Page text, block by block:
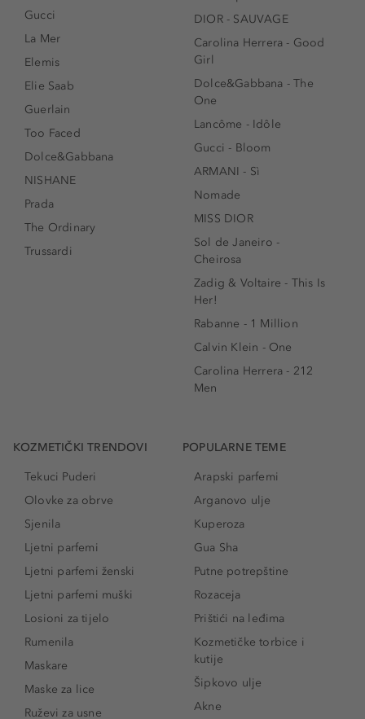
Gucci
La Mer
Elemis
Elie Saab
Guerlain
Too Faced
Dolce&Gabbana
NISHANE
Prada
The Ordinary
Trussardi
DIOR - SAUVAGE
Carolina Herrera - Good
Girl
Dolce&Gabbana - The
One
Lancôme - Idôle
Gucci - Bloom
ARMANI - Sì
Nomade
MISS DIOR
Sol de Janeiro -
Cheirosa
Zadig & Voltaire - This Is
Her!
Rabanne - 1 Million
Calvin Klein - One
Carolina Herrera - 212
Men
KOZMETIČKI TRENDOVI
Tekuci Puderi
Olovke za obrve
Sjenila
Ljetni parfemi
Ljetni parfemi ženski
Ljetni parfemi muški
Losioni za tijelo
Rumenila
Maskare
Maske za lice
Ruževi za usne
POPULARNE TEME
Arapski parfemi
Arganovo ulje
Kuperoza
Gua Sha
Putne potrepštine
Rozaceja
Prištići na leđima
Kozmetičke torbice i
kutije
Šipkovo ulje
Akne